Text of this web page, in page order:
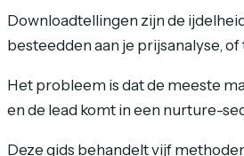
Downloadtellingen zijn de
besteedden aan je prijsanalyse,
Het probleem is dat de meeste
en de lead komt in een nurture-
Deze gids behandelt vijf